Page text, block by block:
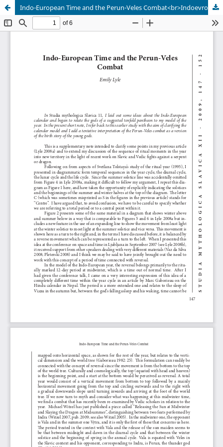
Indo-European Time and the Perun-Veles Combat<br>Indoevropski čas in boj med Perunom in Velesom</br>